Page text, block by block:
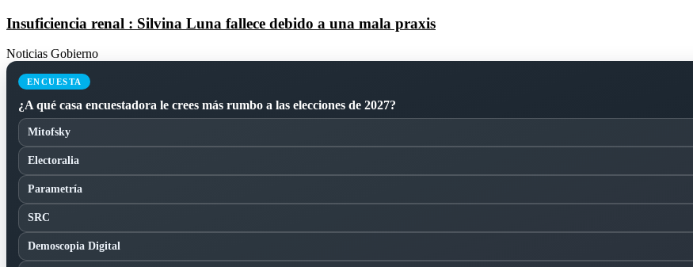
Insuficiencia renal : Silvina Luna fallece debido a una mala praxis
Noticias Gobierno
ENCUESTA
¿A qué casa encuestadora le crees más rumbo a las elecciones de 2027?
Mitofsky
Electoralia
Parametría
SRC
Demoscopia Digital